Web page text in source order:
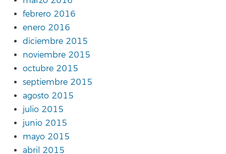
febrero 2016
enero 2016
diciembre 2015
noviembre 2015
octubre 2015
septiembre 2015
agosto 2015
julio 2015
junio 2015
mayo 2015
abril 2015